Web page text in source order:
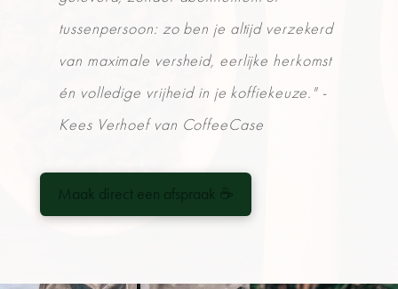
tussenpersoon: zo ben je altijd verzekerd
van maximale versheid, eerlijke herkomst
én volledige vrijheid in je koffiekeuze." -
Kees Verhoef van CoffeeCase
Maak direct een afspraak ☕